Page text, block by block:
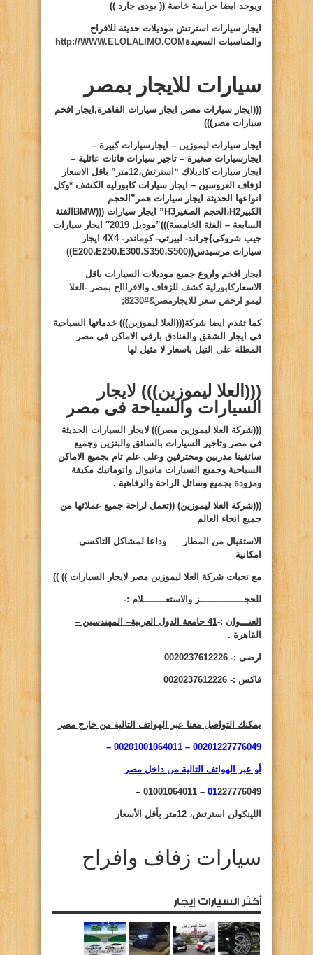
ويوجد ايضا حراسة خاصة (( بودى جارد ))
ايجار سيارات استرتش موديلات حديثة للافراح
والمناسبات السعيدة http://WWW.ELOLALIMO.COM
سيارات للايجار بمصر
(((ايجار سيارات مصر, ايجار سيارات القاهرة,ايجار افخم
سيارات مصر)))
ايجار سيارات ليموزين – ايجارسيارات كبيرة –
ايجارسيارات صغيرة – تاجير سيارات فانات عائلية –
ايجار سيارات كاديلاك “استرتش،12متر” باقل الاسعار
لزفاف العروسين – ايجار سيارات كابورليه الكشف *وكل
انواعها الحديثة ايجار سيارات همر”الحجم
الكبير H2،الحجم الصغير H3 ” ايجار سيارات (((BMW الفئة
السابعة – الفئة الخامسة)))”موديل 2019″ ايجار سيارات
جيب شروكى}جراند- لبيرتى- كوماندر-4X4 ايجار
سيارات مرسيدس((
E200،E250،E300،S350،S500
))
ايجار افخم واروع جميع موديلات السيارات باقل
الاسعاركابورلية كشف للزفاف والافراااح بمصر -العلا
ليمو ارخص سعر للايجارمصر&#8230;
كما تقدم ايضا شركة(((العلا ليموزين))) خدماتها السياحية
فى ايجار الشقق والفنادق بارقى الاماكن فى مصر
المطلة على النيل باسعار لا مثيل لها
(((العلا ليموزين))) لايجار
السيارات والسياحة فى مصر
(((شركة العلا ليموزين مصر))) لايجار السيارات الحديثة
فى مصر وتاجير السيارات بالسائق والبنزين وجميع
سائقينا مدربين ومحترفين وعلى علم تام بجميع الاماكن
السياحية وجميع السيارات مانيوال واتوماتيك مكيفة
ومزودة بجميع وسائل الراحة والرفاهية .
(((شركة العلا ليموزين) ((تعمل لراحة جميع عملائها من
جميع انحاء العالم
الاستقبال من المطار وداعا لمشاكل التاكسى
امكانية
مع تحيات شركة العلا ليموزين مصر لايجار السيارات )) ))
للحجــــــــــــــــز والاستعــــــــلام :-
العنـــوان :-
41 جامعة الدول العربية– المهندسين –
القاهرة .
ارضى :- 0020237612226
فاكس :- 0020237612226
يمكنك التواصل معنا عبر الهواتف التالية من خارج مصر
00201227776049 – 00201001064011 –
أو عبر الهواتف التالية من داخل مصر
01227776049 – 01001064011 –
اللينكولن استرتش، 12متر بأقل الأسعار
سيارات زفاف وافراح
أكثر السيارات إيجار